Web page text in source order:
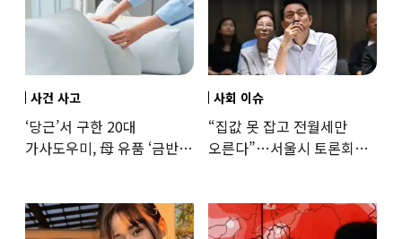
사건 사고
‘당근’서 구한 20대
가사도우미, 母 유품 ‘금반지
사회 이슈
“집값 못 잡고 전월세만
오른다”…서울시 토론회서